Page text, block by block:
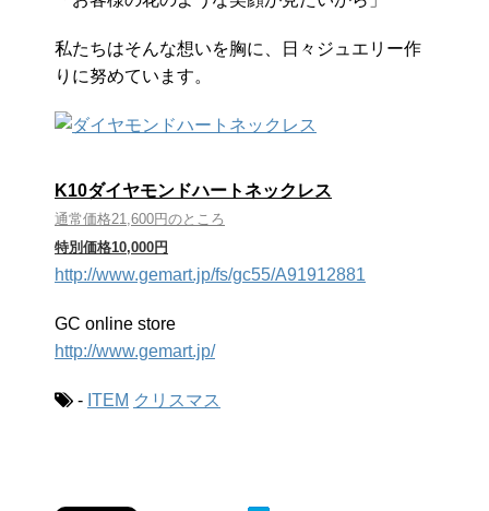
私たちはそんな想いを胸に、日々ジュエリー作
りに努めています。
K10ダイヤモンドハートネックレス
通常価格21,600円のところ
特別価格10,000円
http://www.gemart.jp/fs/gc55/A91912881
GC online store
http://www.gemart.jp/
- ITEM クリスマス